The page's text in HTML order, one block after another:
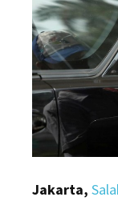
Jakarta,